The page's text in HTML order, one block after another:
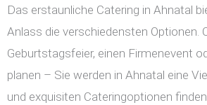
Das erstaunliche Catering in Ahnatal
Anlass die verschiedensten Optionen.
Geburtstagsfeier, einen Firmenevent
planen – Sie werden in Ahnatal eine
und exquisiten Cateringoptionen